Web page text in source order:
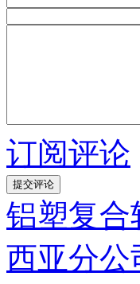
订阅评论
铝塑复合
西亚分公